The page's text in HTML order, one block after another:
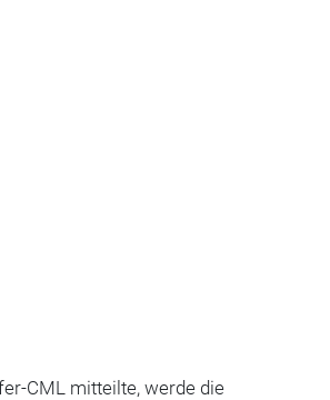
CML mitteilte, werde die